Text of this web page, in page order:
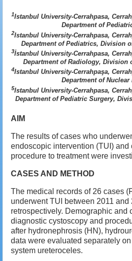
1Istanbul University-Cerrahpasa,
Department of
2Istanbul University-Cerrahpasa,
Department of Pediatrics, Division
3İstanbul University-Cerrahpasa,
Department of Radiology, Division
4Istanbul University-Cerrahpaşa,
Department of Nuclear
5Istanbul University-Cerrahpasa,
Department of Pediatric Surgery,
AIM
The results of cases who
endoscopic intervention (TUI) and
procedure to treatment were
CASES AND METHOD
The medical records of 26 cases
underwent TUI between 2011 and
retrospectively. Demographic and
diagnostic cystoscopy and
after hydronephrosis (HN),
data were evaluated separately
system ureteroceles.